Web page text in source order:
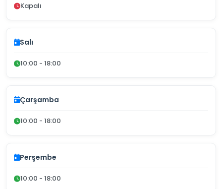
Kapalı
Salı
10:00 - 18:00
Çarşamba
10:00 - 18:00
Perşembe
10:00 - 18:00